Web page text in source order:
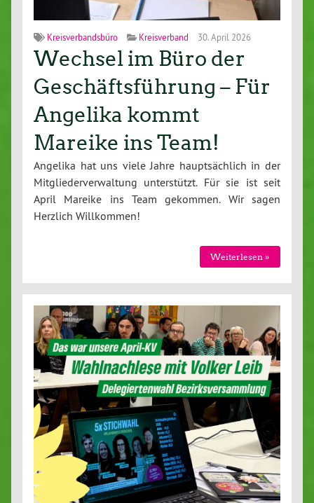
Kreisverbandsbüro Kreisverband 30. April 2026
Wechsel im Büro der
Geschäftsführung – Für
Angelika kommt
Mareike ins Team!
Angelika hat uns viele Jahre haupt­säch­lich in der
Mit­glie­der­ver­wal­tung un­ter­stützt. Für sie ist seit
April Mareike ins Team gekommen. Wir sagen
Herzlich Will­kom­men!
Wei­ter­le­sen »